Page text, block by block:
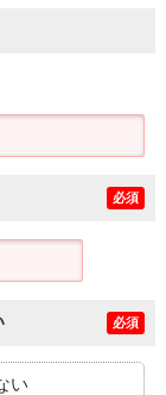
必須
必須
い